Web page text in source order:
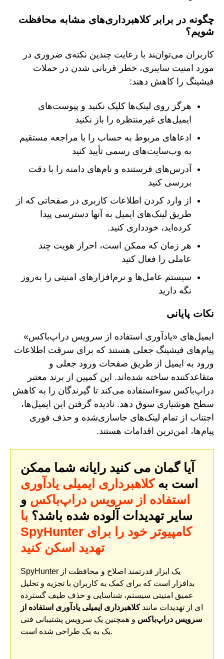
چگونه در برابر کلاهبرداری‌های مشابه محافظت
شویم؟
کاربران می‌توانند با رعایت چندین نکته‌ی ضروری در
مورد امنیت سایبری، خطر قربانی شدن در حملات
فیشینگ را کاهش دهند:
هرگز روی لینک‌ها کلیک نکنید و پیوست‌های
ایمیل‌های غیرمنتظره را باز نکنید
ادعاهای مربوط به حساب را با مراجعه مستقیم
به وب‌سایت‌های رسمی تأیید کنید
آدرس‌های فرستنده و نام‌های دامنه را با دقت
بررسی کنید
از وارد کردن اطلاعات کاربری در صفحاتی که از
طریق لینک‌های ایمیل به آنها دسترسی پیدا
کرده‌اید، خودداری کنید.
هر زمان که ممکن است، احراز هویت چند
عاملی را فعال کنید
سیستم عامل‌ها و نرم‌افزارهای امنیتی را به‌روز
نگه دارید
نکات پایانی
ایمیل‌های «یادآوری استفاده از سرویس دراپ‌باکس»
پیام‌های فیشینگ جعلی هستند که برای سرقت اطلاعات
ورود به ایمیل از طریق صفحات ورود جعلی و
متقاعدکننده ساخته شده‌اند. این کمپین از برند معتبر
دراپ‌باکس سوءاستفاده می‌کند تا گیرندگان را به کاهش
سطح هوشیاری سوق دهد. نادیده گرفتن این ایمیل‌ها،
اجتناب از تمام لینک‌های جاسازی‌شده و حذف فوری
پیام‌ها، امن‌ترین اقدامات هستند.
آیا گمان می کنید رایانه شما ممکن
است بهکلاهبرداری ایمیلی یادآوری
استفاده از سرویس دراپ‌باکس و
سایر تهدیدات آلوده شده باشد؟ با
SpyHunter کامپیوتر خود را برای
تهدید اسکن کنید
SpyHunter یک ابزار قدرتمند اصلاح و محافظت از
بدافزار است که برای کمک به کاربران با تجزیه و تحلیل
عمیق امنیتی سیستم، شناسایی و حذف طیف گسترده
ای از تهدیدات مانندکلاهبرداری ایمیلی یادآوری استفاده از
سرویس دراپ‌باکس و همچنین یک سرویس پشتیبانی فنی
یک به یک طراحی شده است.